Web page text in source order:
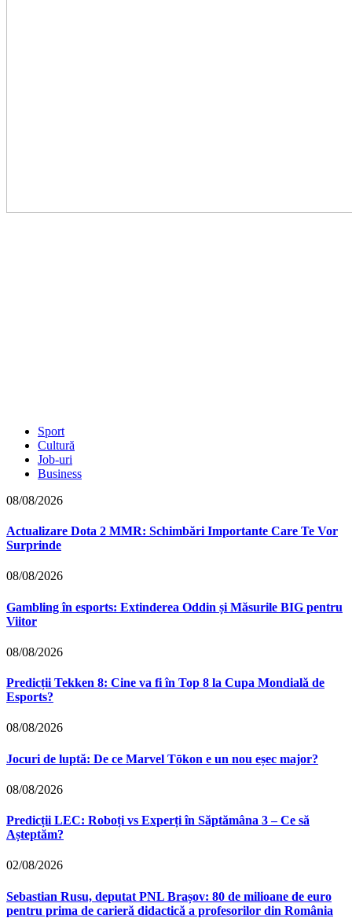
Sport
Cultură
Job-uri
Business
08/08/2026
Actualizare Dota 2 MMR: Schimbări Importante Care Te Vor
Surprinde
08/08/2026
Gambling în esports: Extinderea Oddin și Măsurile BIG pentru
Viitor
08/08/2026
Predicții Tekken 8: Cine va fi în Top 8 la Cupa Mondială de
Esports?
08/08/2026
Jocuri de luptă: De ce Marvel Tōkon e un nou eșec major?
08/08/2026
Predicții LEC: Roboți vs Experți în Săptămâna 3 – Ce să
Așteptăm?
02/08/2026
Sebastian Rusu, deputat PNL Brașov: 80 de milioane de euro
pentru prima de carieră didactică a profesorilor din România